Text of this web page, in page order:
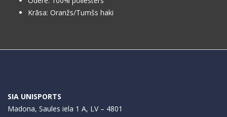
Krāsa: Oranžs/Tumšs haki
SIA UNISPORTS
Madona, Saules iela 1 A, LV – 4801